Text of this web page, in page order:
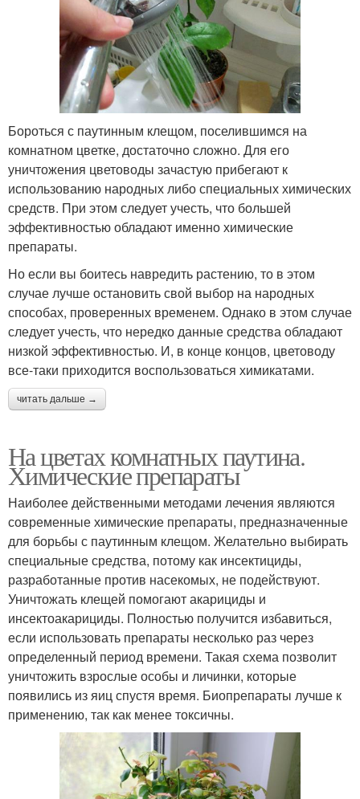
Бороться с паутинным клещом, поселившимся на
комнатном цветке, достаточно сложно. Для его
уничтожения цветоводы зачастую прибегают к
использованию народных либо специальных химических
средств. При этом следует учесть, что большей
эффективностью обладают именно химические
препараты.
Но если вы боитесь навредить растению, то в этом
случае лучше остановить свой выбор на народных
способах, проверенных временем. Однако в этом случае
следует учесть, что нередко данные средства обладают
низкой эффективностью. И, в конце концов, цветоводу
все-таки приходится воспользоваться химикатами.
читать дальше →
На цветах комнатных паутина.
Химические препараты
Наиболее действенными методами лечения являются
современные химические препараты, предназначенные
для борьбы с паутинным клещом. Желательно выбирать
специальные средства, потому как инсектициды,
разработанные против насекомых, не подействуют.
Уничтожать клещей помогают акарициды и
инсектоакарициды. Полностью получится избавиться,
если использовать препараты несколько раз через
определенный период времени. Такая схема позволит
уничтожить взрослые особы и личинки, которые
появились из яиц спустя время. Биопрепараты лучше к
применению, так как менее токсичны.